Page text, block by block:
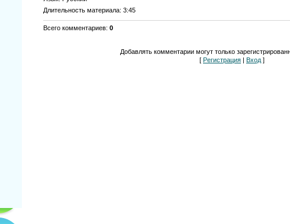
Длительность материала: 3:45
Всего комментариев: 0
Добавлять комментарии могут только
[ Регистрация Вход ]